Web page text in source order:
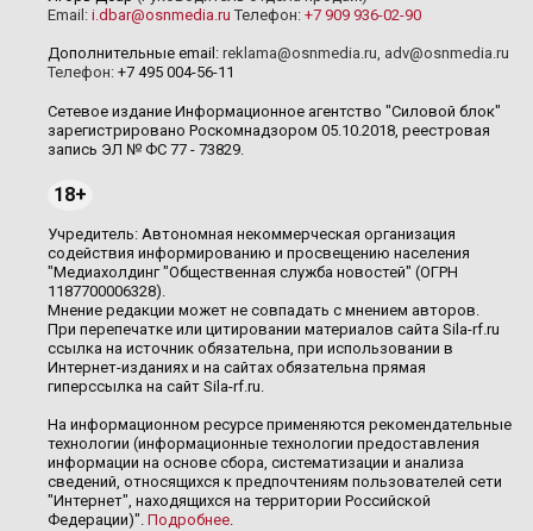
Email: i.dbar@osnmedia.ru Телефон: +7 909 936-02-90
Дополнительные email: reklama@osnmedia.ru, adv@osnmedia.ru
Телефон: +7 495 004-56-11
Сетевое издание Информационное агентство "Силовой блок"
зарегистрировано Роскомнадзором 05.10.2018, реестровая
запись ЭЛ № ФС 77 - 73829.
18+
Учредитель: Автономная некоммерческая организация
содействия информированию и просвещению населения
"Медиахолдинг "Общественная служба новостей" (ОГРН
1187700006328).
Мнение редакции может не совпадать с мнением авторов.
При перепечатке или цитировании материалов сайта Sila-rf.ru
ссылка на источник обязательна, при использовании в
Интернет-изданиях и на сайтах обязательна прямая
гиперссылка на сайт Sila-rf.ru.
На информационном ресурсе применяются рекомендательные
технологии (информационные технологии предоставления
информации на основе сбора, систематизации и анализа
сведений, относящихся к предпочтениям пользователей сети
"Интернет", находящихся на территории Российской
Федерации)". Подробнее.